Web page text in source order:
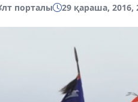
порталы 29 қараша, 2016,